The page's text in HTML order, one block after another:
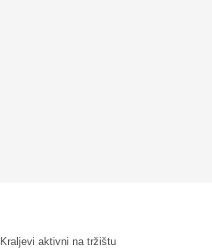
Kraljevi aktivni na tržištu